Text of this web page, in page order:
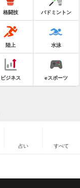
格闘技 バドミントン
陸上 水泳
ビジネス eスポーツ
占い すべて